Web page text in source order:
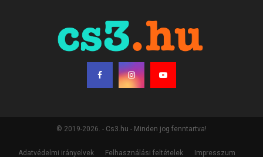
© 2019-2026. - Cs3.hu - Minden jog fenntartva!
Adatvédelmi irányelvek Felhasználási feltételek Impresszum